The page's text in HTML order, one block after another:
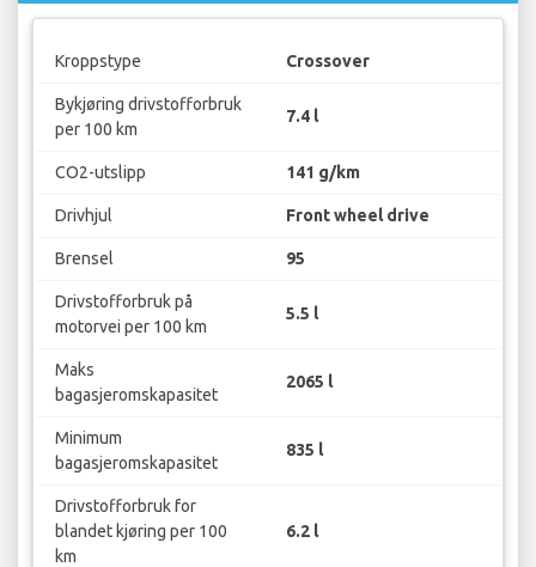
Kroppstype Crossover
Bykjøring drivstofforbruk
per 100 km
7.4 l
CO2-utslipp 141 g/km
Drivhjul Front wheel drive
Brensel 95
Drivstofforbruk på
motorvei per 100 km
5.5 l
Maks
bagasjeromskapasitet
2065 l
Minimum
bagasjeromskapasitet
835 l
Drivstofforbruk for
blandet kjøring per 100
km
6.2 l